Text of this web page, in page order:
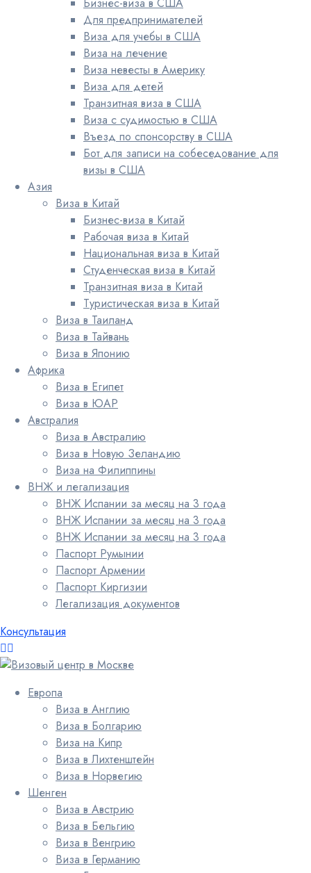
Для предпринимателей
Виза для учебы в США
Виза на лечение
Виза невесты в Америку
Виза для детей
Транзитная виза в США
Виза с судимостью в США
Въезд по спонсорству в США
Бот для записи на собеседование для
визы в США
Азия
Виза в Китай
Бизнес-виза в Китай
Рабочая виза в Китай
Национальная виза в Китай
Студенческая виза в Китай
Транзитная виза в Китай
Туристическая виза в Китай
Виза в Таиланд
Виза в Тайвань
Виза в Японию
Африка
Виза в Египет
Виза в ЮАР
Австралия
Виза в Австралию
Виза в Новую Зеландию
Виза на Филиппины
ВНЖ и легализация
ВНЖ Испании за месяц на 3 года
ВНЖ Испании за месяц на 3 года
ВНЖ Испании за месяц на 3 года
Паспорт Румынии
Паспорт Армении
Паспорт Киргизии
Легализация документов
Консультация
Европа
Виза в Англию
Виза в Болгарию
Виза на Кипр
Виза в Лихтенштейн
Виза в Норвегию
Шенген
Виза в Австрию
Виза в Бельгию
Виза в Венгрию
Виза в Германию